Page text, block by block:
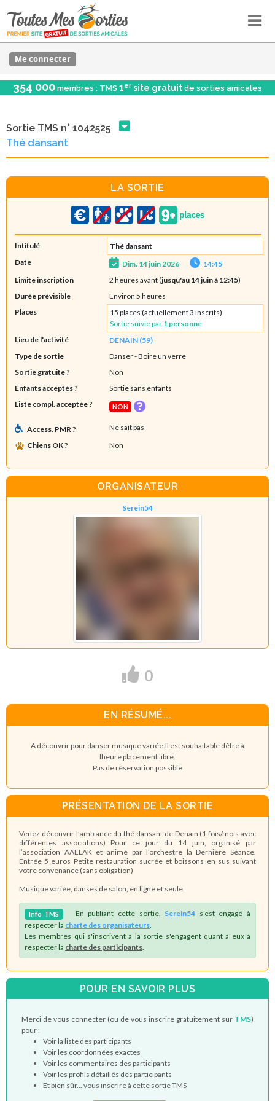
Me connecter
354 000 membres : TMS 1er site gratuit de sorties amicales
Sortie TMS n° 1042525
Thé dansant
LA SORTIE
Intitulé
Thé dansant
Date
Dim. 14 juin 2026
14:45
Limite inscription
2 heures avant (jusqu'au 14 juin à 12:45)
Durée prévisible
Environ 5 heures
Places
15 places (actuellement 3 inscrits)
Sortie suivie par 1 personne
Lieu de l'activité
DENAIN (59)
Type de sortie
Danser- Boire un verre
Sortie gratuite ?
Non
Enfants acceptés ?
Sortie sans enfants
Liste compl. acceptée ?
NON
Access. PMR ?
Ne sait pas
Chiens OK ?
Non
ORGANISATEUR
Serein54
0
EN RÉSUMÉ...
A découvrir pour danser musique variée.Il est souhaitable dêtre à
lheure placement libre.
Pas de réservation possible
PRÉSENTATION DE LA SORTIE
Venez découvrir l’ambiance du thé dansant de Denain (1 fois/mois avec
différentes associations) Pour ce jour du 14 juin, organisé par
l’association AAELAK et animé par l’orchestre la Dernière Séance.
Entrée 5 euros Petite restauration sucrée et boissons en sus suivant
votre convenance (sans obligation)
Musique variée, danses de salon, en ligne et seule.
Info TMS En publiant cette sortie, Serein54 s'est engagé à
respecter la charte des organisateurs
Les membres qui s'inscrivent à la sortie s'engagent quant à eux à
respecter la charte des participants
POUR EN SAVOIR PLUS
Merci de vous connecter (ou de vous inscrire gratuitement sur TMS)
pour :
Voir la liste des participants
Voir les coordonnées exactes
Voir les commentaires des participants
Voir les profils détaillés des participants
Et bien sûr... vous inscrire à cette sortie TMS